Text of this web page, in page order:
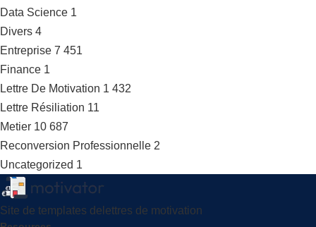
Data Science 1
Divers 4
Entreprise 7 451
Finance 1
Lettre De Motivation 1 432
Lettre Résiliation 11
Metier 10 687
Reconversion Professionnelle 2
Uncategorized 1
Site de templates delettres de motivation